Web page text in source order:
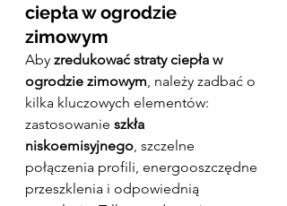
ciepła w ogrodzie
zimowym
Aby zredukować straty ciepła w
ogrodzie zimowym, należy zadbać o
kilka kluczowych elementów:
zastosowanie szkła
niskoemisyjnego, szczelne
połączenia profili, energooszczędne
przeszklenia i odpowiednią